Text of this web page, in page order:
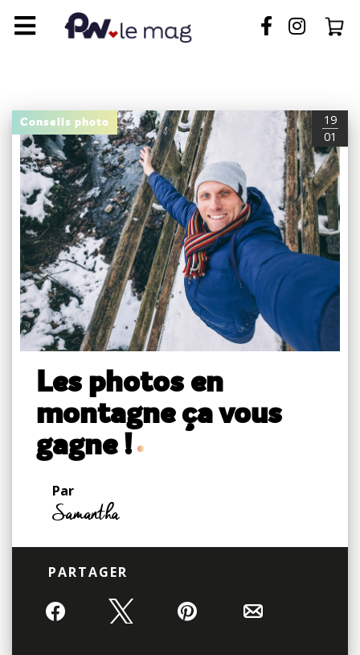
Conseils photo
19
01
Les photos en
montagne ça vous
gagne !
Par
Samantha
PARTAGER
Partagez Tweetez Épingle